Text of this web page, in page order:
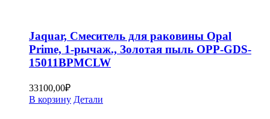
Jaquar, Смеситель для раковины Opal
Prime, 1-рычаж., Золотая пыль OPP-GDS-
15011BPMCLW
33100,00₽
В корзину Детали